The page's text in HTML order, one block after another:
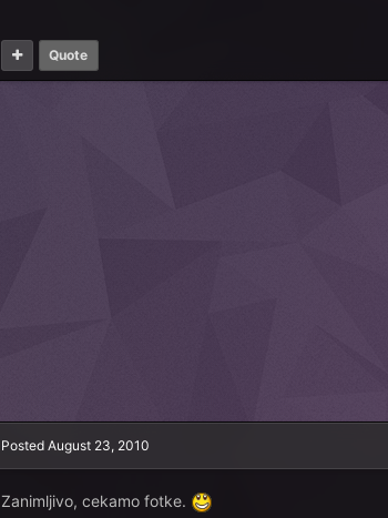
Quote
PostedAugust 23, 2010
Zanimljivo, cekamo fotke.